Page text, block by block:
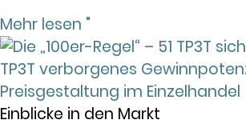
Mehr lesen "
Einblicke in den Markt